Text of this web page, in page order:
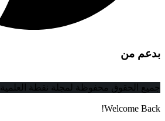
بدعم من
جميع الحقوق محفوظة لمجلة نقطة العلمية 2025 ©
Welcome Back!